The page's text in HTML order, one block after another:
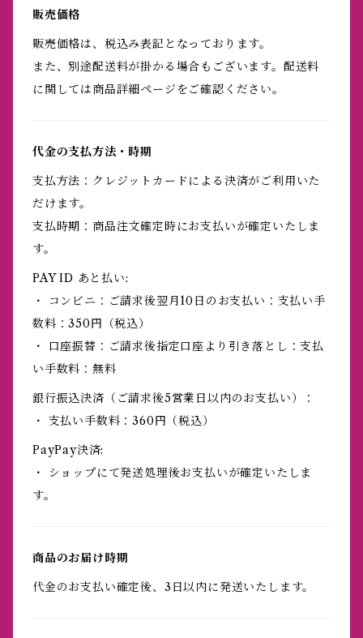
販売価格
販売価格は、税込み表記となっております。
また、別途配送料が掛かる場合もございます。配送料
に関しては商品詳細ページをご確認ください。
代金の支払方法・時期
支払方法：クレジットカードによる決済がご利用いた
だけます。
支払時期：商品注文確定時にお支払いが確定いたしま
す。
PAY ID あと払い:
・ コンビニ：ご請求後翌月10日のお支払い：支払い手
数料：350円（税込）
・ 口座振替：ご請求後指定口座より引き落とし：支払
い手数料：無料
銀行振込決済（ご請求後5営業日以内のお支払い）：
・ 支払い手数料：360円（税込）
PayPay決済:
・ ショップにて発送処理後お支払いが確定いたしま
す。
商品のお届け時期
代金のお支払い確定後、3日以内に発送いたします。